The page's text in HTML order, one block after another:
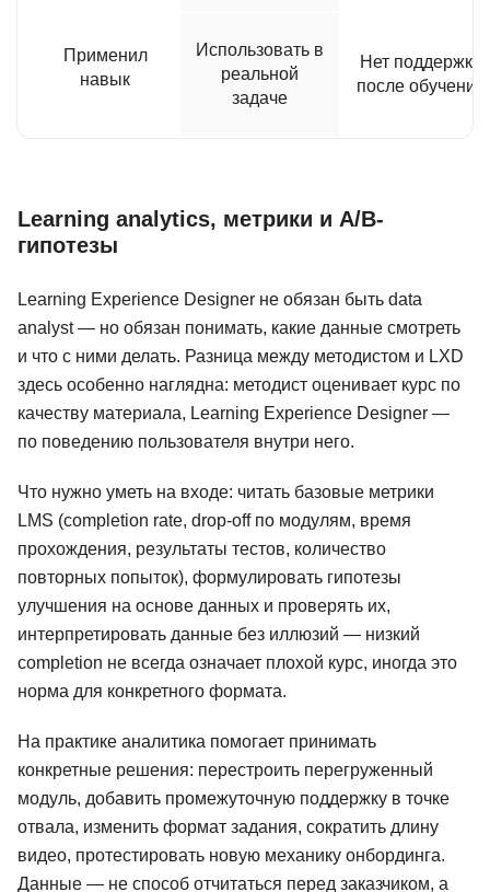
Применил
навык
Использовать в
реальной
задаче
Нет поддержки
после обучения
Learning analytics, метрики и A/B-
гипотезы
Learning Experience Designer не обязан быть data
analyst — но обязан понимать, какие данные смотреть
и что с ними делать. Разница между методистом и LXD
здесь особенно наглядна: методист оценивает курс по
качеству материала, Learning Experience Designer —
по поведению пользователя внутри него.
Что нужно уметь на входе: читать базовые метрики
LMS (completion rate, drop-off по модулям, время
прохождения, результаты тестов, количество
повторных попыток), формулировать гипотезы
улучшения на основе данных и проверять их,
интерпретировать данные без иллюзий — низкий
completion не всегда означает плохой курс, иногда это
норма для конкретного формата.
На практике аналитика помогает принимать
конкретные решения: перестроить перегруженный
модуль, добавить промежуточную поддержку в точке
отвала, изменить формат задания, сократить длину
видео, протестировать новую механику онбординга.
Данные — не способ отчитаться перед заказчиком, а